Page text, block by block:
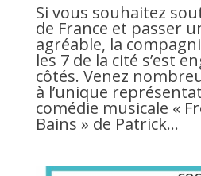
Si vous souhaitez
de France et passer
agréable, la
les 7 de la cité s’est
côtés. Venez
à l’unique
comédie musicale «
Bains » de Patrick...